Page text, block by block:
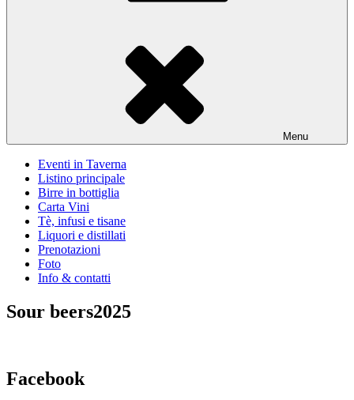
Menu
Eventi in Taverna
Listino principale
Birre in bottiglia
Carta Vini
Tè, infusi e tisane
Liquori e distillati
Prenotazioni
Foto
Info & contatti
Sour beers2025
Facebook